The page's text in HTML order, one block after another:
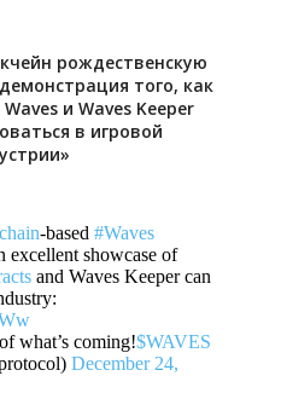
рождественскую
того, как
и Waves Keeper
в игровой
-based #Waves
excellent showcase of
and Waves Keeper can
what’s coming!$WAVES
December 24,